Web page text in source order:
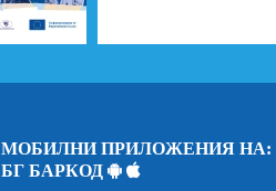
МОБИЛНИ ПРИЛОЖЕНИЯ НА:
БГ БАРКОД